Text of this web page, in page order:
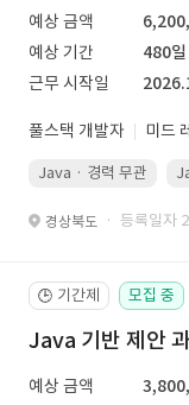
예상 금액
예상 기간
480일
근무 시작일
풀스택 개발자 미드
Java · 경력 무관
경상북도 · 등록일자
🕒 기간제 모집 중
Java 기반 제안
예상 금액